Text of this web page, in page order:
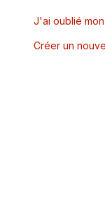
J'ai oublié
Créer un